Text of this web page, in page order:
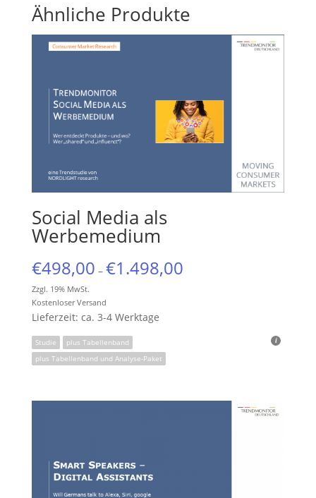
Ähnliche Produkte
Social Media als
Werbemedium
€498,00 – €1.498,00
Zzgl. 19% MwSt.
Kostenloser Versand
Lieferzeit: ca. 3-4 Werktage
Studie
plus Tabellenband
plus Tabellenband und Analyse-Paket